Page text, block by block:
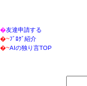
�友達申請する
�~ﾌﾞﾛｸﾞ紹介
�~AIの独り言TOP